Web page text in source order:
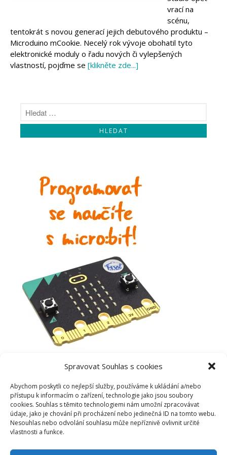
Spravovat Souhlas s cookies
Abychom poskytli co nejlepší služby, používáme k ukládání a/nebo
přístupu k informacím o zařízení, technologie jako jsou soubory
cookies. Souhlas s těmito technologiemi nám umožní zpracovávat
údaje, jako je chování při procházení nebo jedinečná ID na tomto webu.
Nesouhlas nebo odvolání souhlasu může nepříznivě ovlivnit určité
vlastnosti a funkce.
Koupit
vrací na
scénu,
tentokrát s novou generací jejich debutového produktu –
Microduino mCookie. Necelý rok vývoje obohatil tyto
elektronické moduly o řadu nových či vylepšených
vlastností, pojďme se [klikněte zde...]